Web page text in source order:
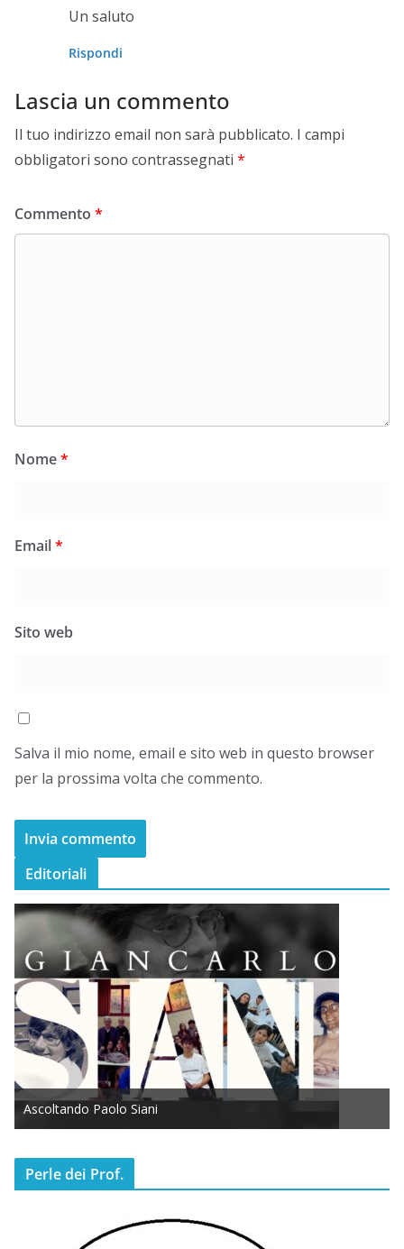
Un saluto
Rispondi
Lascia un commento
Il tuo indirizzo email non sarà pubblicato. I campi
obbligatori sono contrassegnati *
Commento *
Nome*
Email*
Sito web
Salva il mio nome, email e sito web in questo browser
per la prossima volta che commento.
Editoriali
Ascoltando Paolo Siani
Perle dei Prof.